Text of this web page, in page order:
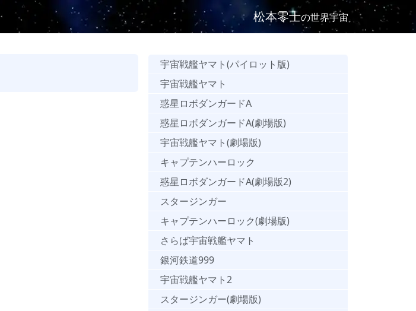
松本零士の世界宇宙
宇宙戦艦ヤマト(パイロット版)
宇宙戦艦ヤマト
惑星ロボダンガードA
惑星ロボダンガードA(劇場版)
宇宙戦艦ヤマト(劇場版)
キャプテンハーロック
惑星ロボダンガードA(劇場版2)
スタージンガー
キャプテンハーロック(劇場版)
さらば宇宙戦艦ヤマト
銀河鉄道999
宇宙戦艦ヤマト2
スタージンガー(劇場版)